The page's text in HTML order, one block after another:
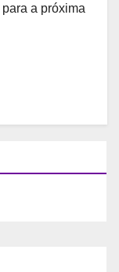
a próxima